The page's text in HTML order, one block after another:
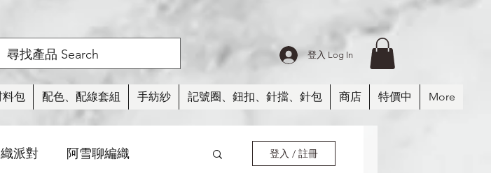
登入 Log In
料包 配色、配線套組 手紡紗 記號圈、鈕扣、針擋、針包 商店 特價中 More
派對 阿雪聊編織 登入 / 註冊